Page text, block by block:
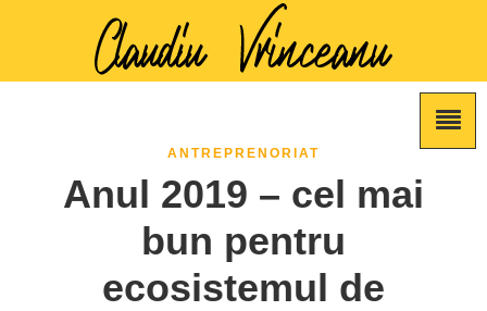
ANTREPRENORIAT
Anul 2019 – cel mai
bun pentru
ecosistemul de